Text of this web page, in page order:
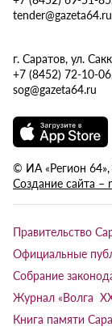
tender@gazeta64.ru
г. Саратов, ул.
+7 (8452) 72-10-
sog@gazeta64.ru
© ИА «Регион
Создание сайта –
Правительство
Официальные
Собрание
Журнал «Волга
Книга памяти